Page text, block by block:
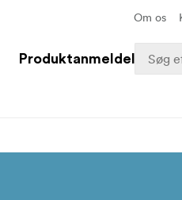
Om os
Produktanmeldelser